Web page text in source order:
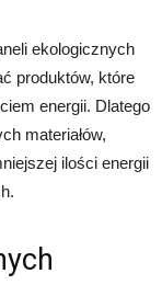
ekologicznych
produktów, które
energii. Dlatego
materiałów,
ilości energii